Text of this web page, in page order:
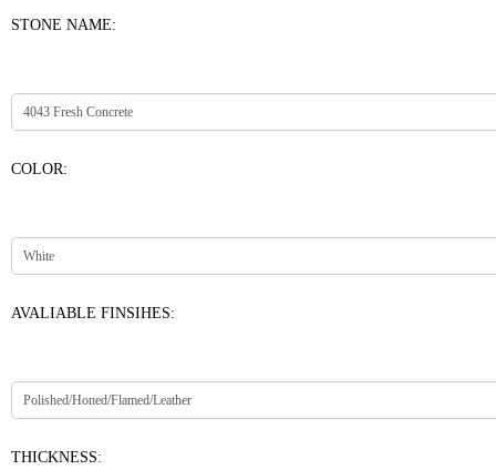
STONE NAME:
COLOR:
AVALIABLE FINSIHES:
THICKNESS: